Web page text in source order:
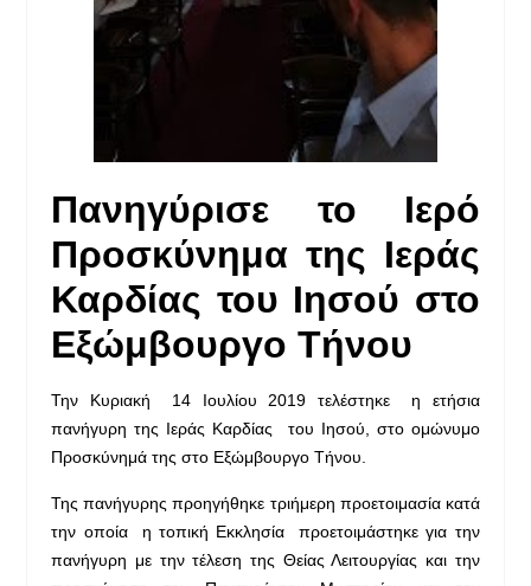
Πανηγύρισε το Ιερό
Προσκύνημα της Ιεράς
Καρδίας του Ιησού στο
Εξώμβουργο Τήνου
Την Κυριακή 14 Ιουλίου 2019 τελέστηκε η ετήσια
πανήγυρη της Ιεράς Καρδίας του Ιησού, στο ομώνυμο
Προσκύνημά της στο Εξώμβουργο Τήνου.
Της πανήγυρης προηγήθηκε τριήμερη προετοιμασία κατά
την οποία η τοπική Εκκλησία προετοιμάστηκε για την
πανήγυρη με την τέλεση της Θείας Λειτουργίας και την